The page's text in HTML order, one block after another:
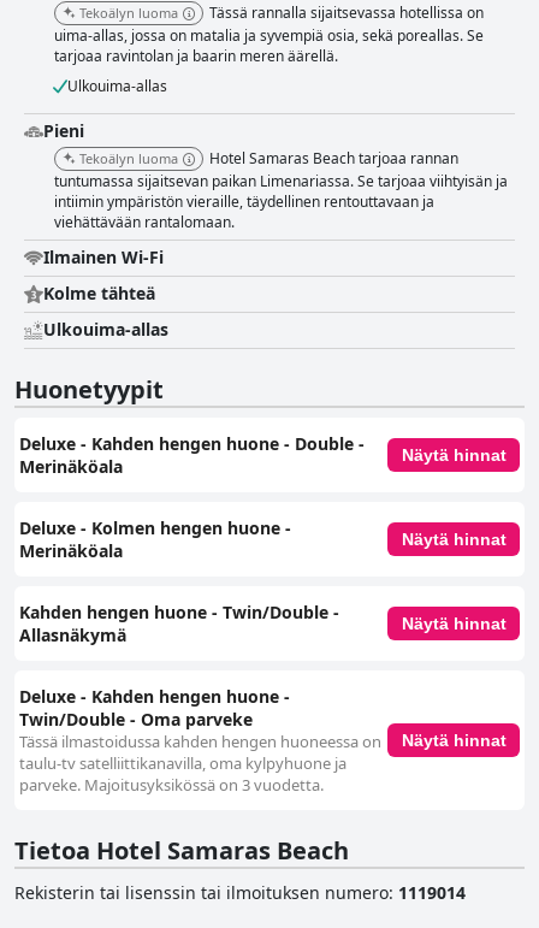
Tekoälyn luoma
Tässä rannalla sijaitsevassa hotellissa on
uima-allas, jossa on matalia ja syvempiä osia, sekä poreallas. Se
tarjoaa ravintolan ja baarin meren äärellä.
Ulkouima-allas
Pieni
Tekoälyn luoma
Hotel Samaras Beach tarjoaa rannan
tuntumassa sijaitsevan paikan Limenariassa. Se tarjoaa viihtyisän ja
intiimin ympäristön vieraille, täydellinen rentouttavaan ja
viehättävään rantalomaan.
Ilmainen Wi-Fi
Kolme tähteä
Ulkouima-allas
Huonetyypit
Deluxe - Kahden hengen huone - Double -
Merinäköala
Näytä hinnat
Deluxe - Kolmen hengen huone -
Merinäköala
Näytä hinnat
Kahden hengen huone - Twin/Double -
Allasnäkymä
Näytä hinnat
Deluxe - Kahden hengen huone -
Twin/Double - Oma parveke
Tässä ilmastoidussa kahden hengen huoneessa on
taulu-tv satelliittikanavilla, oma kylpyhuone ja
parveke. Majoitusyksikössä on 3 vuodetta.
Näytä hinnat
Tietoa Hotel Samaras Beach
Rekisterin tai lisenssin tai ilmoituksen numero: 1119014